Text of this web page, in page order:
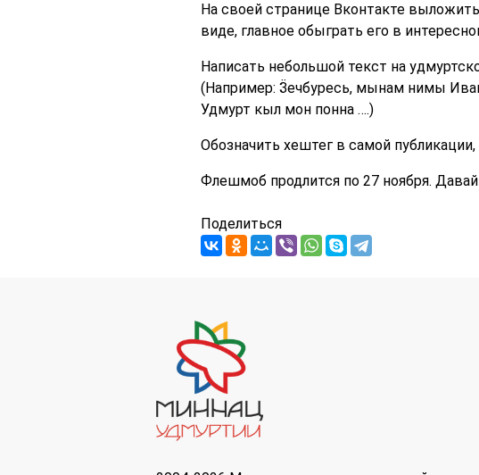
На своей странице Вконтакте
виде, главное обыграть его в
Написать небольшой текст на
(Например: Ӟечбуресь, мынам нимы
Удмурт кыл мон понна ….)
Обозначить хештег в самой
Флешмоб продлится по 27 ноября.
Поделиться